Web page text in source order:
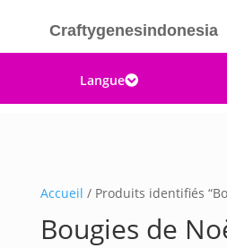
Craftygenesindonesia
Langue
Accueil / Produits identifiés
Bougies de